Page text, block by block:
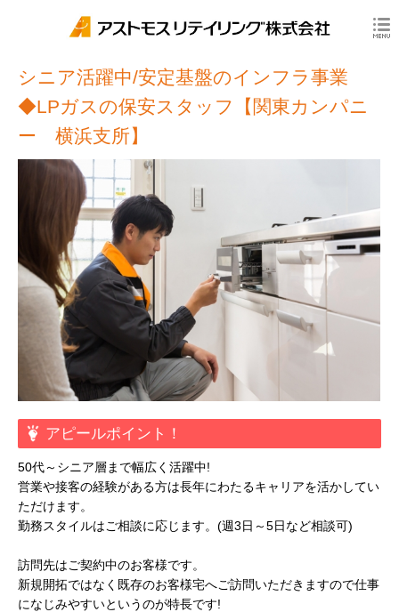
シニア活躍中/安定基盤のインフラ事業
◆LPガスの保安スタッフ【関東カンパニ
ー 横浜支所】
アピールポイント！
50代～シニア層まで幅広く活躍中!
営業や接客の経験がある方は長年にわたるキャリアを活かしてい
ただけます。
勤務スタイルはご相談に応じます。(週3日～5日など相談可)
訪問先はご契約中のお客様です。
新規開拓ではなく既存のお客様宅へご訪問いただきますので仕事
になじみやすいというのが特長です!